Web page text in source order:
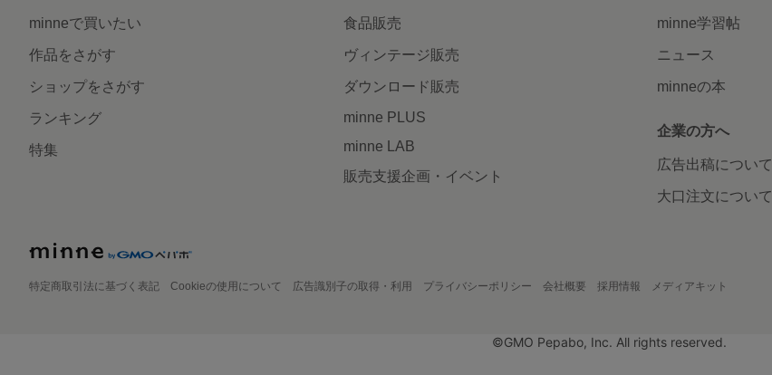
minneで買いたい
作品をさがす
ショップをさがす
ランキング
特集
食品販売
ヴィンテージ販売
ダウンロード販売
minne PLUS
minne LAB
販売支援企画・イベント
minne学習帖
ニュース
minneの本
企業の方へ
広告出稿について
大口注文について
特定商取引法に基づく表記 Cookieの使用について 広告識別子の取得・利用 プライバシーポリシー 会社概要 採用情報 メディアキット
©GMO Pepabo, Inc. All rights reserved.